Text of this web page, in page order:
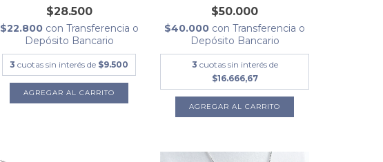
$28.500
$22.800 con Transferencia o
Depósito Bancario
3 cuotas sin interés de $9.500
AGREGAR AL CARRITO
$50.000
$40.000 con Transferencia o
Depósito Bancario
3 cuotas sin interés de
$16.666,67
AGREGAR AL CARRITO